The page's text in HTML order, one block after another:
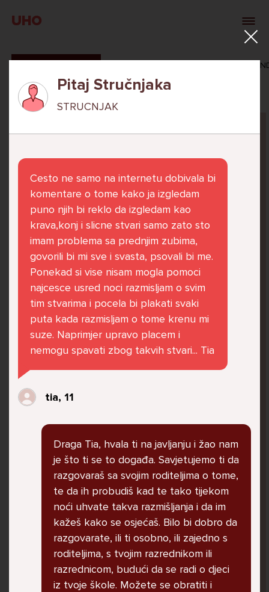
UHO
VERONIKA
Već 6 godina u školi nekoliko cura iz mog
razreda me izbacuju iz zajedničkih aktivnosti
te me iskorištavaju. Dečki iz mojeg razreda mi
govore da sam glupača te me preko discorda
vrijeđaju jer sam niska te mi govore da se
ubijem. Prije mjesec dana su me istukli kod
parka iz čistog mira dok sam prolazila sa
svojim susjedama i malim psom. Stalno u
krevet idem plačući. Nesvjesno te zbog
ljutnje sam se počela tući po nogama no
prestala sam jer me važna osoba potaknula
na to. Prije toga svega nakon nekoliko godina
prijateljstva ostavila me najbolja prijateljica
nisam htjela ići u školu jer me to sve jako
pogodilo. Cyber bulyala me preko snapchata
i drugih drugih društvenih mreža. Sad opet
razgovaramo no jako teško. Stalno provodim
vrijeme učeći ili trenirajući moje pse jako sam
vezana za njih te ih jako volim Često
razgovaram s mamom no ne želim joj sve reći
jer me ne shvaća. Ponekad želim skočiti sa
balkona svoje kuće. Neznam što da više
radim.
Pitaj Stručnjaka
STRUCNJAK
Cesto ne samo na internetu dobivala bi
komentare o tome kako ja izgledam
puno njih bi reklo da izgledam kao
krava,konj i slicne stvari samo zato sto
imam problema sa prednjim zubima,
govorili bi mi sve i svasta, psovali bi me.
Ponekad si vise nisam mogla pomoci
najcesce usred noci razmisljam o svim
tim stvarima i pocela bi plakati svaki
puta kada razmisljam o tome krenu mi
suze. Naprimjer upravo placem i
nemogu spavati zbog takvih stvari... Tia
tia, 11
Draga Tia, hvala ti na javljanju i žao nam
je što ti se to događa. Savjetujemo ti da
razgovaraš sa svojim roditeljima o tome,
te da ih probudiš kad te tako tijekom
noći uhvate takva razmišljanja i da im
kažeš kako se osjećaš. Bilo bi dobro da
razgovarate, ili ti osobno, ili zajedno s
roditeljima, s tvojim razrednikom ili
razrednicom, budući da se radi o djeci
iz tvoje škole. Možete se obratiti i